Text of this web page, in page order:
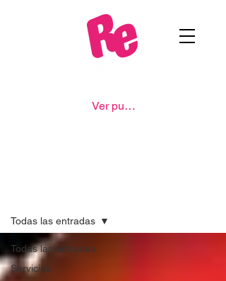
Ver puntos
Todas las entradas
Servicios
Todas las entradas